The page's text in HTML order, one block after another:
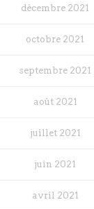
décembre 2021
octobre 2021
septembre 2021
août 2021
juillet 2021
juin 2021
avril 2021